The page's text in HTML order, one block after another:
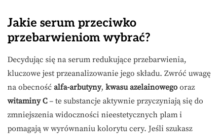
Jakie serum przeciwko
przebarwieniom wybrać?
Decydując się na serum redukujące przebarwienia,
kluczowe jest przeanalizowanie jego składu. Zwróć uwagę
na obecność alfa-arbutyny, kwasu azelainowego oraz
witaminy C – te substancje aktywnie przyczyniają się do
zmniejszenia widoczności nieestetycznych plam i
pomagają w wyrównaniu kolorytu cery. Jeśli szukasz